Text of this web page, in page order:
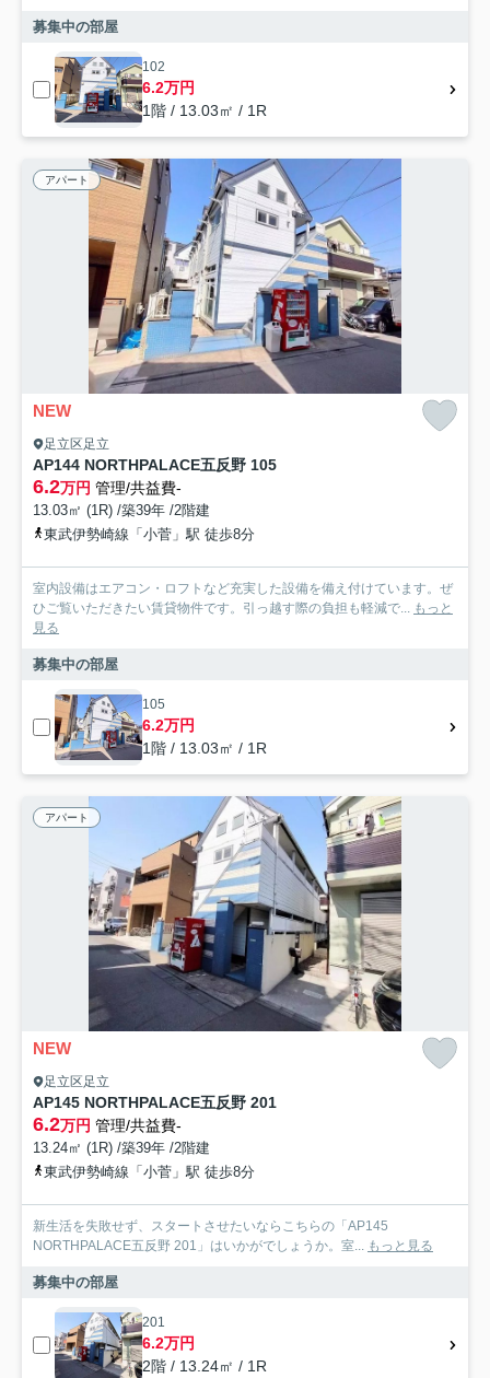
募集中の部屋
102
6.2万円
1階 / 13.03㎡ / 1R
アパート
NEW
足立区足立
AP144 NORTHPALACE五反野 105
6.2万円 管理/共益費-
13.03㎡ (1R) /築39年 /2階建
東武伊勢崎線「小菅」駅 徒歩8分
室内設備はエアコン・ロフトなど充実した設備を備え付けています。ぜ
ひご覧いただきたい賃貸物件です。引っ越す際の負担も軽減で... もっと
見る
募集中の部屋
105
6.2万円
1階 / 13.03㎡ / 1R
アパート
NEW
足立区足立
AP145 NORTHPALACE五反野 201
6.2万円 管理/共益費-
13.24㎡ (1R) /築39年 /2階建
東武伊勢崎線「小菅」駅 徒歩8分
新生活を失敗せず、スタートさせたいならこちらの「AP145
NORTHPALACE五反野 201」はいかがでしょうか。室... もっと見る
募集中の部屋
201
6.2万円
2階 / 13.24㎡ / 1R